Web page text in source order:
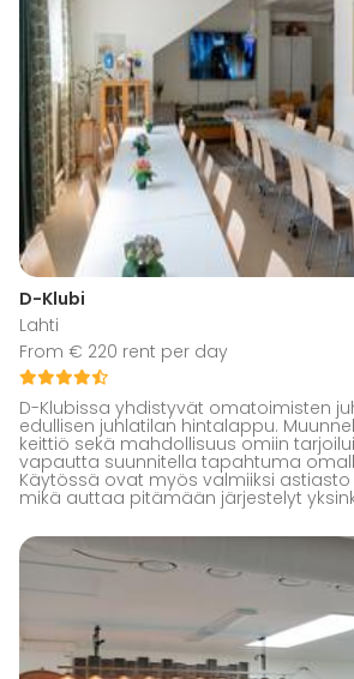
D-Klubi
Lahti
From € 220 rent per day
D-Klubissa yhdistyvät omatoimisten
edullisen juhlatilan hintalappu.
keittiö sekä mahdollisuus omiin
vapautta suunnitella tapahtuma
Käytössä ovat myös valmiiksi
mikä auttaa pitämään järjestelyt